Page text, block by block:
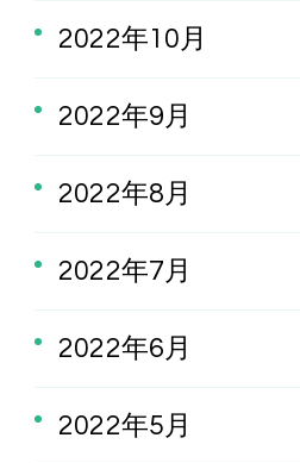
2022年10月
2022年9月
2022年8月
2022年7月
2022年6月
2022年5月